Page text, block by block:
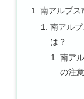
南アルプス
南アル
は？
南ア
の注